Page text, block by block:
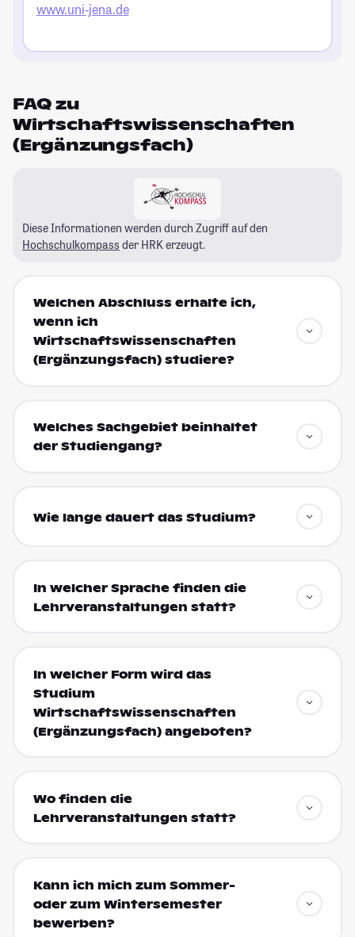
www.uni-jena.de
FAQ zu
Wirtschaftswissenschaften
(Ergänzungsfach)
Diese Informationen werden durch Zugriff auf den
Hochschulkompass der HRK erzeugt.
Welchen Abschluss erhalte ich,
wenn ich
Wirtschaftswissenschaften
(Ergänzungsfach) studiere?
Welches Sachgebiet beinhaltet
der Studiengang?
Wie lange dauert das Studium?
In welcher Sprache finden die
Lehrveranstaltungen statt?
In welcher Form wird das
Studium
Wirtschaftswissenschaften
(Ergänzungsfach) angeboten?
Wo finden die
Lehrveranstaltungen statt?
Kann ich mich zum Sommer-
oder zum Wintersemester
bewerben?